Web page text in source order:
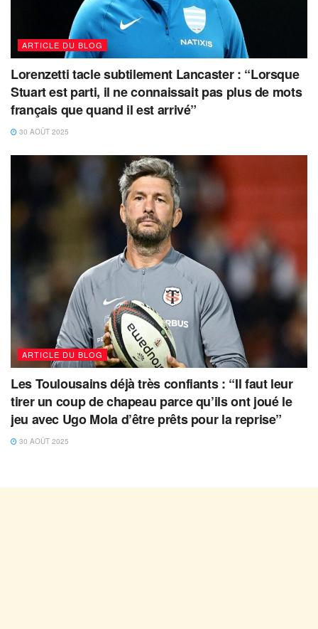
ARTICLE DU BLOG
Lorenzetti tacle subtilement Lancaster : “Lorsque
Stuart est parti, il ne connaissait pas plus de mots
français que quand il est arrivé”
30 AOÛT 2025
ARTICLE DU BLOG
Les Toulousains déjà très confiants : “Il faut leur
tirer un coup de chapeau parce qu’ils ont joué le
jeu avec Ugo Mola d’être prêts pour la reprise”
30 AOÛT 2025